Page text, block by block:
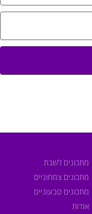
מתכונים לשבת
מתכונים צמחוניים
מתכונים טבעוניים
אודות